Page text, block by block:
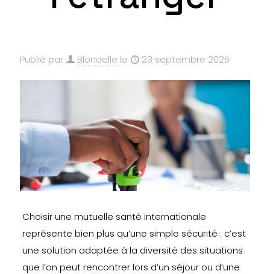
Publié par Blondelle le 23 septembre 2025
Choisir une mutuelle santé internationale
représente bien plus qu’une simple sécurité : c’est
une solution adaptée à la diversité des situations
que l’on peut rencontrer lors d’un séjour ou d’une